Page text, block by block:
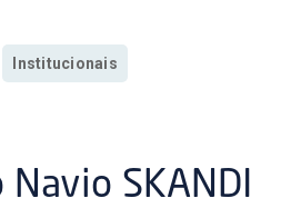
Institucionais
Navio SKANDI